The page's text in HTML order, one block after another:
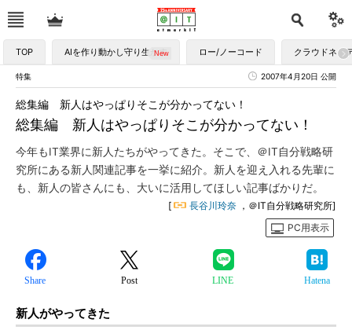
TOP AIを作り動かし守り生かす ロー/ノーコード クラウドネイ
特集 2007年4月20日 公開
総集編 新人はやっぱりそこが分かってない！
総集編 新人はやっぱりそこが分かってない！
今年もIT業界に新人たちがやってきた。そこで、＠IT自分戦略研
究所にある新人関連記事を一挙に紹介。新人を迎え入れる先輩に
も、新人の皆さんにも、大いに活用してほしい記事ばかりだ。
[ 長谷川玲奈 ，＠IT自分戦略研究所]
PC用表示
Share Post LINE Hatena
新人がやってきた